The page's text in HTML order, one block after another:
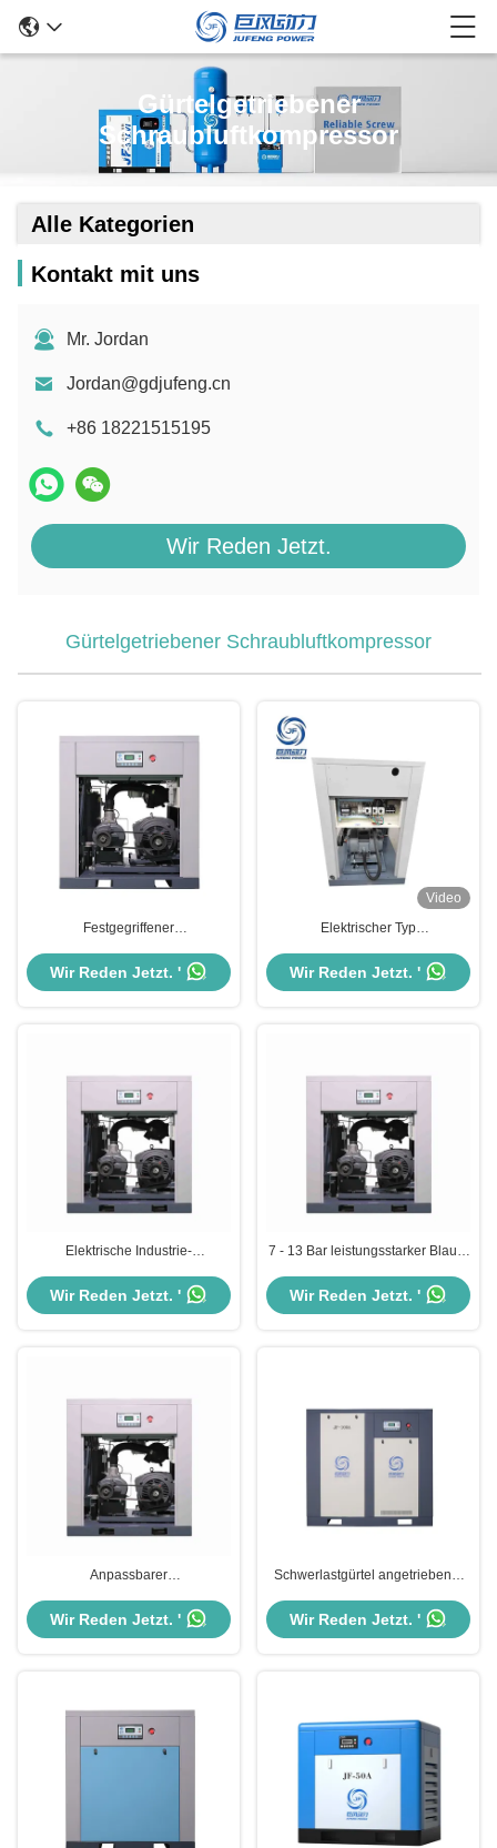
Gürtelgetriebener
Schraubluftkompressor
Alle Kategorien
Kontakt mit uns
Mr. Jordan
Jordan@gdjufeng.cn
+86 18221515195
Wir Reden Jetzt.
Gürtelgetriebener Schraubluftkompressor
Festgegriffener
Schraubluftkompressor 380V
50Hz 3Ph 7 - 13 Bar Druck
Wir Reden Jetzt. '
Video
Elektrischer Typ
75 kW Gürtelgetriebener
Schraubluftkompressor
Wir Reden Jetzt. '
Elektrische Industrie-
getriebene
Schraubluftkompressor 5,5 kW -
Wir Reden Jetzt. '
7 - 13 Bar leistungsstarker Blauer
stationäre Anwendungen
Wir Reden Jetzt. '
Anpassbarer
blauem Gürtel 7 - 13 bar Druck
Wir Reden Jetzt. '
Schwerlastgürtel angetriebener
Industrielle
Wir Reden Jetzt. '